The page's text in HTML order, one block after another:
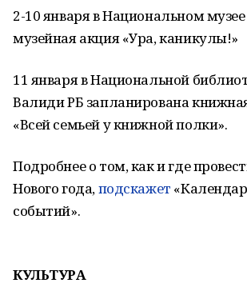
2-10 января в Национальном
музейная акция «Ура, каникулы!»
11 января в Национальной
Валиди РБ запланирована
«Всей семьей у книжной полки».
Подробнее о том, как и где
Нового года,подскажет
событий».
КУЛЬТУРА